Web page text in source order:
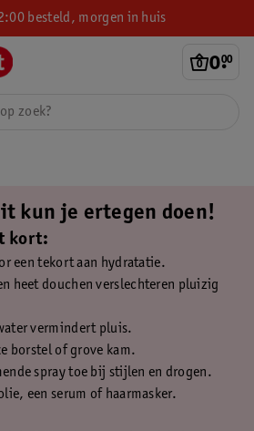
besteld, morgen in huis
0.
00
kun je ertegen doen!
kort:
een tekort aan hydratatie.
heet douchen verslechteren pluizig
vermindert pluis.
borstel of grove kam.
spray toe bij stijlen en drogen.
een serum of haarmasker.